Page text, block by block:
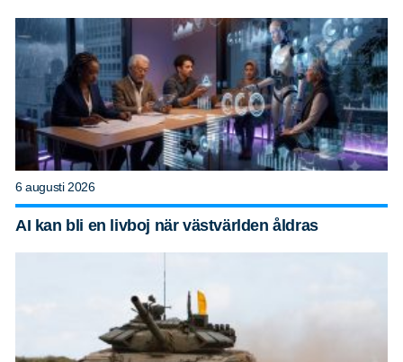
6 augusti 2026
AI kan bli en livboj när västvärlden åldras
efter: